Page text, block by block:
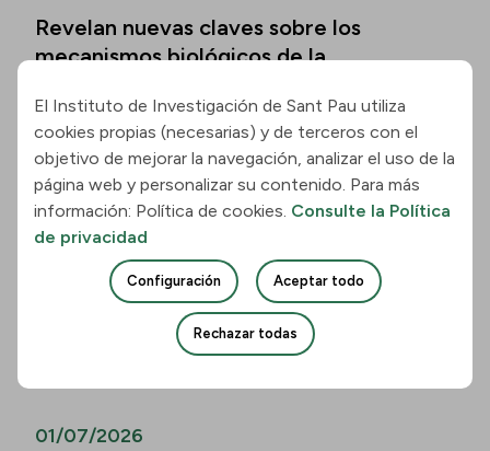
Revelan nuevas claves sobre los
mecanismos biológicos de la
Leer la noticia
01/07/2026
Los biomarcadores de la enfermedad de
Alzheimer permiten predecir el
deterioro cognitivo también en mayores
01/07/2026
El Instituto de Investigación de Sant Pau utiliza
cookies propias (necesarias) y de terceros con el
objetivo de mejorar la navegación, analizar el uso de la
página web y personalizar su contenido. Para más
información: Política de cookies. Consulte la Política
de privacidad
Configuración Aceptar todo
Rechazar todas